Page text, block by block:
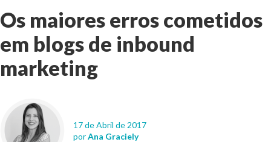
Os maiores erros cometidos
em blogs de inbound
marketing
17 de Abril de 2017
porAna Graciely